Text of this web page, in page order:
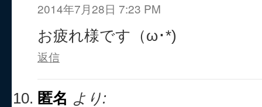
2014年7月28日 7:23 PM
お疲れ様です（ω･*)
返信
匿名 より: